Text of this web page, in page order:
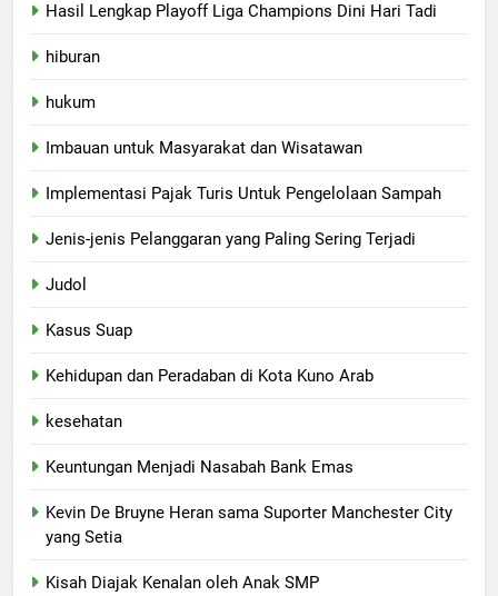
Hasil Lengkap Playoff Liga Champions Dini Hari Tadi
hiburan
hukum
Imbauan untuk Masyarakat dan Wisatawan
Implementasi Pajak Turis Untuk Pengelolaan Sampah
Jenis-jenis Pelanggaran yang Paling Sering Terjadi
Judol
Kasus Suap
Kehidupan dan Peradaban di Kota Kuno Arab
kesehatan
Keuntungan Menjadi Nasabah Bank Emas
Kevin De Bruyne Heran sama Suporter Manchester City
yang Setia
Kisah Diajak Kenalan oleh Anak SMP